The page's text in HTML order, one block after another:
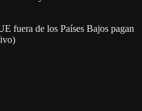
fuera de los Países Bajos pagan